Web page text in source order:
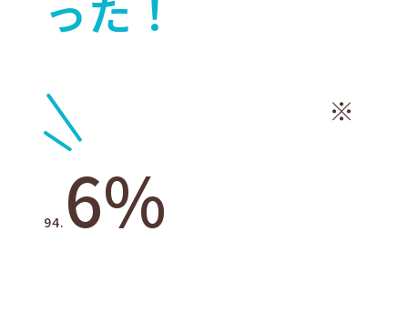
94. 6%
※